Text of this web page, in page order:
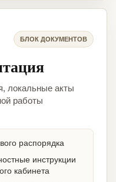
БЛОК ДОКУМЕНТОВ
локальные акты
работы
распорядка
инструкции
кабинета